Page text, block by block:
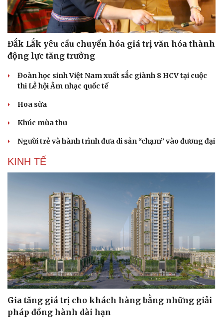
Sức khỏe
Dinh dưỡng - món ngon
Cây thuốc
Sản phụ khoa
Đời sống
Nhà đẹp
Blog
Đắk Lắk yêu cầu chuyển hóa giá trị văn hóa thành
động lực tăng trưởng
Đoàn học sinh Việt Nam xuất sắc giành 8 HCV tại cuộc
thi Lễ hội Âm nhạc quốc tế
Hoa sữa
Khúc mùa thu
Người trẻ và hành trình đưa di sản “chạm” vào đương đại
KINH TẾ
Gia tăng giá trị cho khách hàng bằng những giải
pháp đồng hành dài hạn